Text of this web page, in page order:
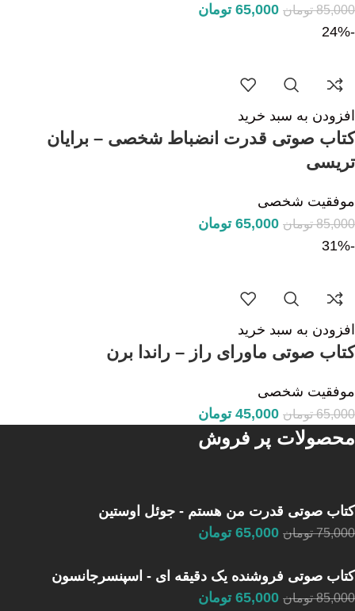
85,000 تومان 65,000 تومان
-24%
افزودن به سبد خرید
کتاب صوتی قدرت انضباط شخصی – برایان
تریسی
موفقیت شخصی
85,000 تومان 65,000 تومان
-31%
افزودن به سبد خرید
کتاب صوتی ماورای راز – راندا برن
موفقیت شخصی
65,000 تومان 45,000 تومان
محصولات پر فروش
کتاب صوتی قدرت من هستم - جوئل اوستین
75,000 تومان 65,000 تومان
کتاب صوتی فروشنده یک دقیقه ای - اسپنسرجانسون
85,000 تومان 65,000 تومان